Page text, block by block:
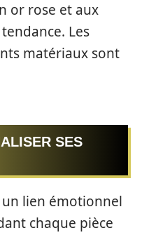
or rose et aux
Les
matériaux sont
SES
lien émotionnel
chaque pièce